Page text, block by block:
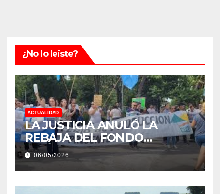
¿No lo leiste?
ACTUALIDAD
LA JUSTICIA ANULÓ LA
REBAJA DEL FONDO
ESTÍMULO A EMPLEADOS DE
PRODUCCIÓN DE LA
PROVINCIA DEL CHACO
06/05/2026